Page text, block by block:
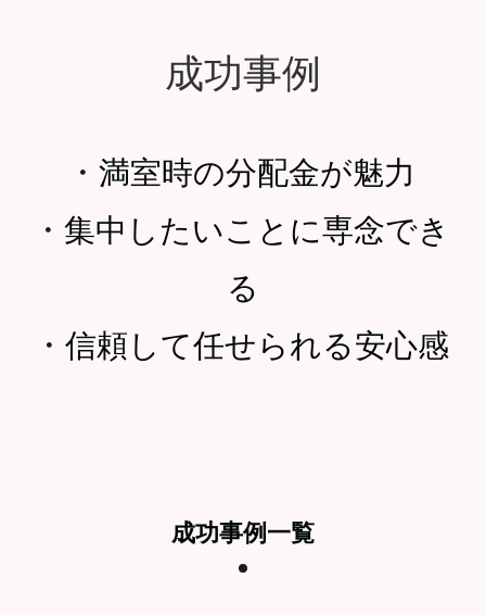
成功事例
・ 満室時の分配金が魅力
・ 集中したいことに専念でき
る
・ 信頼して任せられる安心感
成功事例一覧